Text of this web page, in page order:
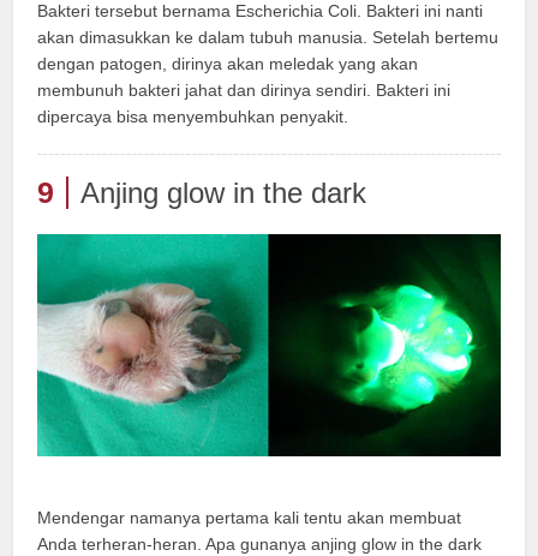
Bakteri tersebut bernama Escherichia Coli. Bakteri ini nanti
akan dimasukkan ke dalam tubuh manusia. Setelah bertemu
dengan patogen, dirinya akan meledak yang akan
membunuh bakteri jahat dan dirinya sendiri. Bakteri ini
dipercaya bisa menyembuhkan penyakit.
9 Anjing glow in the dark
Mendengar namanya pertama kali tentu akan membuat
Anda terheran-heran. Apa gunanya anjing glow in the dark